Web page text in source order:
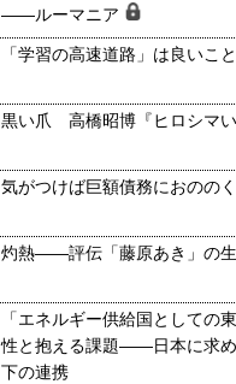
――ルーマニア
「学習の高速道路」は良いこ
黒い爪 高橋昭博『ヒロシマい
気がつけば巨額債務におのの
灼熱――評伝「藤原あき」の生
「エネルギー供給国としての
性と抱える課題――日本に求
下の連携